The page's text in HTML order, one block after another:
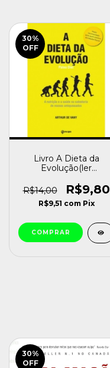
30%
OFF
Livro A Dieta da
Evolução(ler
Vany [usado]
R$14,00 R$9,80
R$9,51 com Pix
30%
OFF